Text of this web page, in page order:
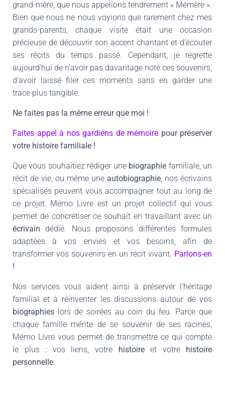
grand-mère, que nous appelions tendrement « Mémère ».
Bien que nous ne nous voyions que rarement chez mes
grands-parents, chaque visite était une occasion
précieuse de découvrir son accent chantant et d’écouter
ses récits du temps passé. Cependant, je regrette
aujourd’hui de n’avoir pas davantage noté ces souvenirs,
d’avoir laissé filer ces moments sans en garder une
trace plus tangible.
Ne faites pas la même erreur que moi !
Faites appel à nos gardiens de mémoire pour préserver
votre histoire familiale !
Que vous souhaitiez rédiger une biographie familiale, un
récit de vie, ou même une autobiographie , nos écrivains
spécialisés peuvent vous accompagner tout au long de
ce projet. Mémo Livre est un projet collectif qui vous
permet de concrétiser ce souhait en travaillant avec un
écrivain dédié. Nous proposons différentes formules
adaptées à vos envies et vos besoins, afin de
transformer vos souvenirs en un récit vivant. Parlons-en
!
Nos services vous aident ainsi à préserver l’héritage
familial et à réinventer les discussions autour de vos
biographies lors de soirées au coin du feu. Parce que
chaque famille mérite de se souvenir de ses racines,
Mémo Livre vous permet de transmettre ce qui compte
le plus : vos liens, votre histoireet votre histoire
personnelle.